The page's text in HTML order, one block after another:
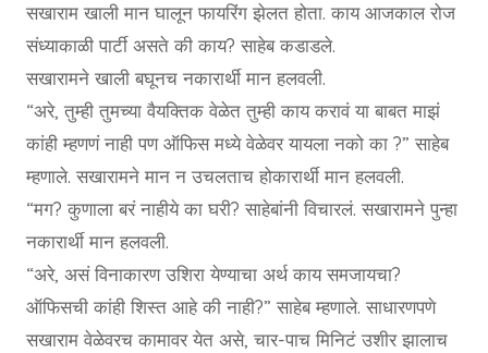
सखाराम खाली मान घालून फायरिंग झेलत होता. काय आजकाल रोज
संध्याकाळी पार्टी असते की काय? साहेब कडाडले.
सखारामने खाली बघूनच नकारार्थी मान हलवली.
“अरे, तुम्ही तुमच्या वैयक्तिक वेळेत तुम्ही काय करावं या बाबत माझं
कांही म्हणणं नाही पण ऑफिस मध्ये वेळेवर यायला नको का ?” साहेब
म्हणाले. सखारामने मान न उचलताच होकारार्थी मान हलवली.
“मग? कुणाला बरं नाहीये का घरी? साहेबांनी विचारलं. सखारामने पुन्हा
नकारार्थी मान हलवली.
“अरे, असं विनाकारण उशिरा येण्याचा अर्थ काय समजायचा?
ऑफिसची कांही शिस्त आहे की नाही?” साहेब म्हणाले. साधारणपणे
सखाराम वेळेवरच कामावर येत असे, चार-पाच मिनिटं उशीर झालाच